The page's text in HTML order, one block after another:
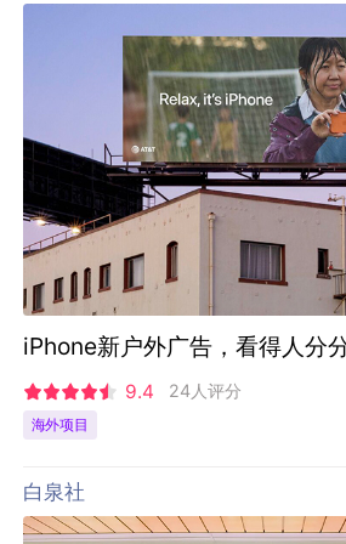
iPhone新户外广告，看得人分
9.4 24人评分
海外项目
白泉社